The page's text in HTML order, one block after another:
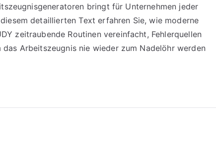
bringt für Unternehmen jeder
detaillierten Text erfahren Sie, wie moderne
zeitraubende Routinen vereinfacht, Fehlerquellen
Arbeitszeugnis nie wieder zum Nadelöhr werden